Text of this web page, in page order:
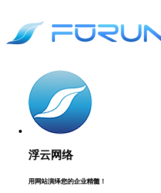
浮云网络
用网站演绎您的企业精髓！